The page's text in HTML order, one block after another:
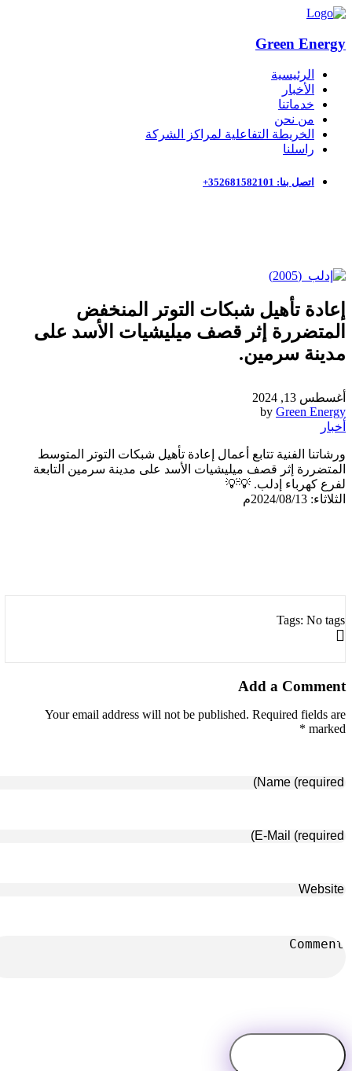
Green Energy
الرئيسية
الأخبار
خدماتنا
من نحن
الخريطة التفاعلية لمراكز الشركة
راسلنا
اتصل بنا: 352681582101+
إعادة تأهيل شبكات التوتر المنخفض
المتضررة إثر قصف ميليشيات الأسد على
مدينة سرمين.
أغسطس 13, 2024
by Green Energy
أخبار
ورشاتنا الفنية تتابع أعمال إعادة تأهيل شبكات التوتر المتوسط
المتضررة إثر قصف ميليشيات الأسد على مدينة سرمين التابعة
لفرع كهرباء إدلب. 💡💡
الثلاثاء: 2024/08/13م
Tags: No tags
Add a Comment
Your email address will not be published. Required fields are
marked *